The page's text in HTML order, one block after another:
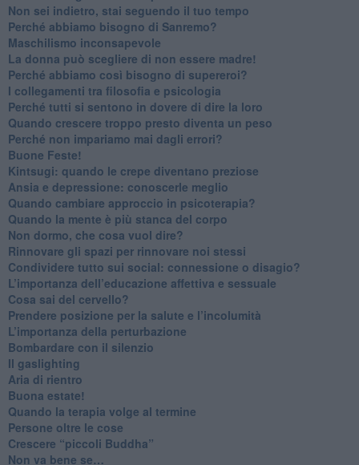
​Non sei indietro, stai seguendo il tuo tempo
​Perché abbiamo bisogno di Sanremo?
​Maschilismo inconsapevole
​La donna può scegliere di non essere madre!
​Perché abbiamo così bisogno di supereroi?
​I collegamenti tra filosofia e psicologia
​Perché tutti si sentono in dovere di dire la loro
​Quando crescere troppo presto diventa un peso
​Perché non impariamo mai dagli errori?
​Buone Feste!
​Kintsugi: quando le crepe diventano preziose
Ansia e depressione: conoscerle meglio
Quando cambiare approccio in psicoterapia?
​Quando la mente è più stanca del corpo
Non dormo, che cosa vuol dire?
​Rinnovare gli spazi per rinnovare noi stessi
​Condividere tutto sui social: connessione o disagio?
​L’importanza dell’educazione affettiva e sessuale
​Cosa sai del cervello?
Prendere posizione per la salute e l’incolumità
L’importanza della perturbazione
​Bombardare con il silenzio
Il gaslighting
Aria di rientro
Buona estate!
​Quando la terapia volge al termine
​Persone oltre le cose
​Crescere “piccoli Buddha”
Non va bene se…